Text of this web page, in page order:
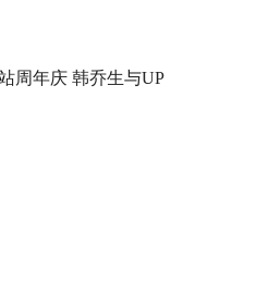
周年庆 韩乔生与UP